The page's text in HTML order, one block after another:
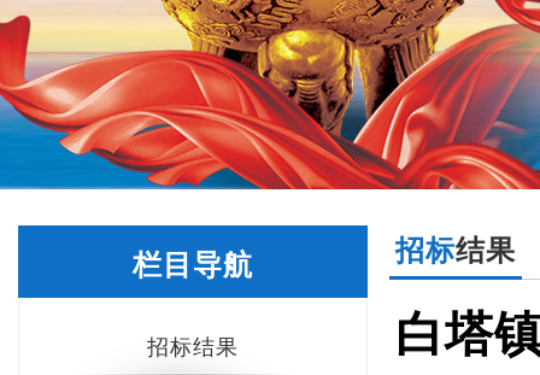
栏目导航
招标结果
招标结果
白塔